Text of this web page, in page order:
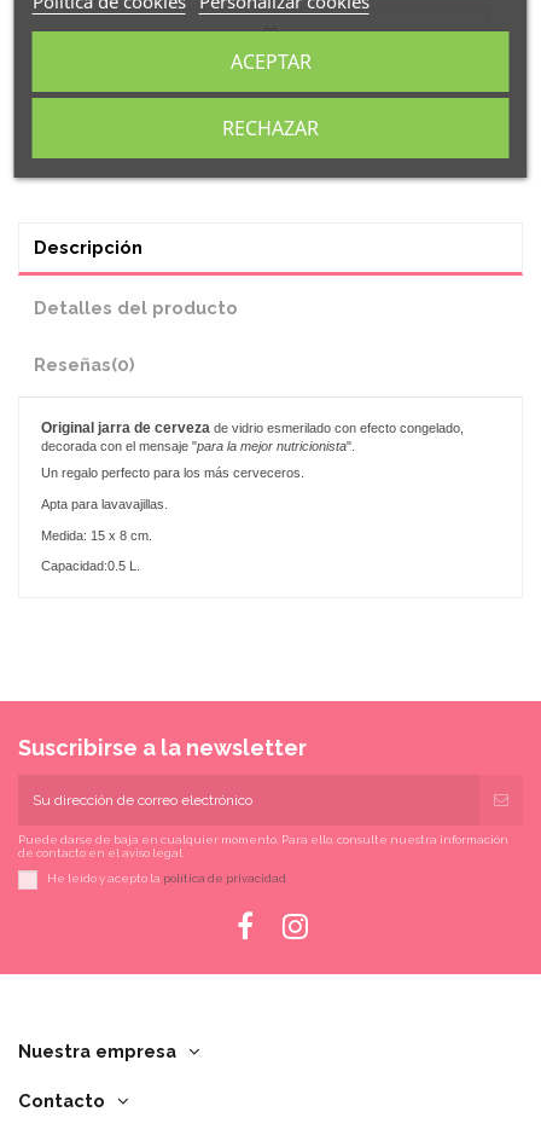
Descripción
Detalles del producto
Reseñas(0)
Original jarra de cerveza de vidrio esmerilado con efecto congelado,
decorada con el mensaje "para la mejor nutricionista".
Un regalo perfecto para los más cerveceros.
Apta para lavavajillas.
Medida: 15 x 8 cm.
Capacidad:0.5 L.
Suscribirse a la newsletter
Puede darse de baja en cualquier momento. Para ello, consulte nuestra información
de contacto en el aviso legal.
He leído y acepto la política de privacidad
Nuestra empresa
Contacto
RECHAZAR
ACEPTAR